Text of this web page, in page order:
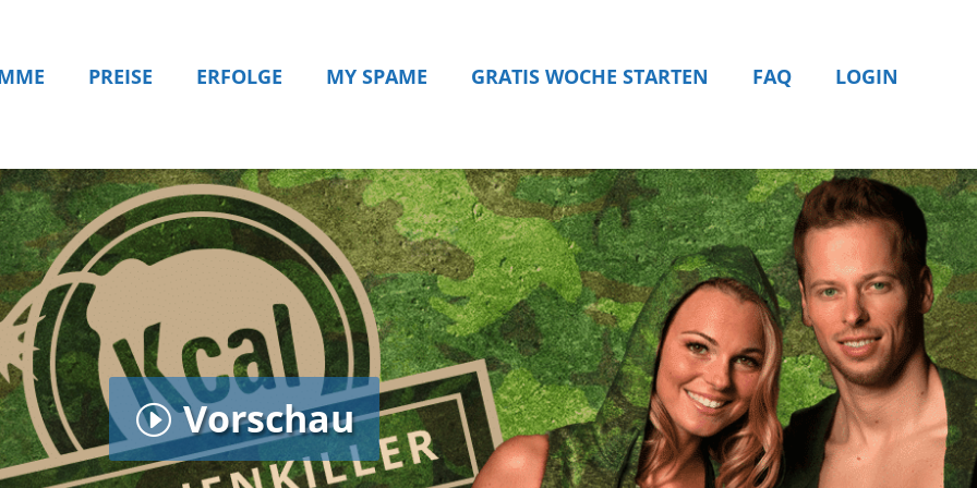
PREISE ERFOLGE MY SPAME GRATIS WOCHE STARTEN FAQ LOGIN
Vorschau